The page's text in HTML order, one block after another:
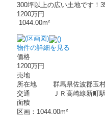
300坪以上の広い土地です！
1200万円
1044.00m²
物件の詳細を見る
価格
1200万円
売地
所在地
群馬県佐波郡玉
交通
ＪＲ高崎線新町
面積
区画：1044.00m²